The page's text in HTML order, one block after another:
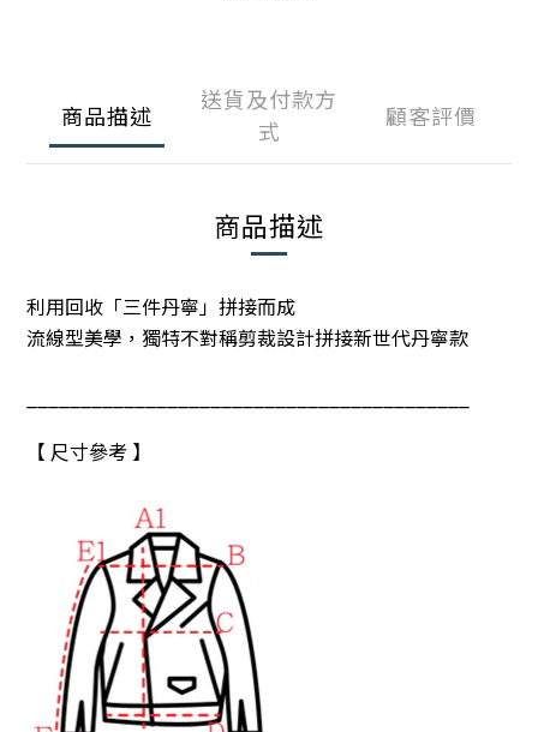
商品描述
送貨及付款方
式
顧客評價
商品描述
利用回收「三件丹寧」拼接而成
流線型美學，獨特不對稱剪裁設計拼接新世代丹寧款
【 尺寸參考 】